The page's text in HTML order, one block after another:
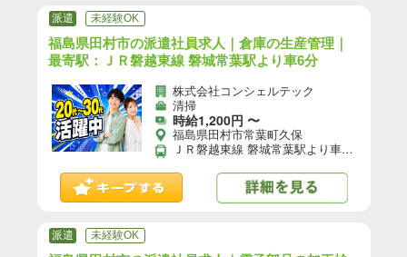
派遣 未経験OK
福島県田村市の派遣社員求人｜倉庫の生産管理｜
最寄駅：ＪＲ磐越東線 磐城常葉駅より車6分
株式会社コンシェルテック
清掃
時給1,200円 〜
福島県田村市常葉町久保
ＪＲ磐越東線 磐城常葉駅より車6分 【自動車通勤】可(無料駐車場あり)／【自転車通勤】可／※就業先により異なる可能性あり。応募時お問い合わせください。
派遣 未経験OK